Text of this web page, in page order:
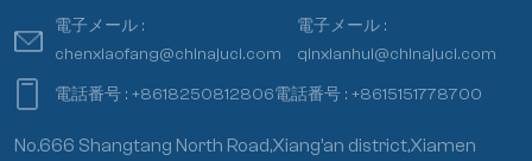
電子メール :
chenxiaofang@chinajuci.com
電子メール :
qinxianhui@chinajuci.com
電話番号 :+8618250812806電話番号 :+8615151778700
No.666 Shangtang North Road,Xiang’an district,Xiamen